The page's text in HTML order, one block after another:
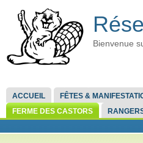
Bienvenue
ACCUEIL FÊTES &
FERME DES CASTORS